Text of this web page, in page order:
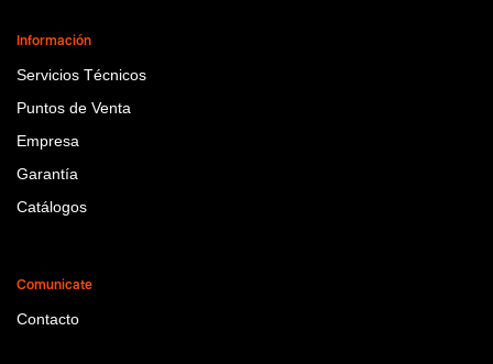
Información
Servicios Técnicos
Puntos de Venta
Empresa
Garantía
Catálogos
Comunicate
Contacto